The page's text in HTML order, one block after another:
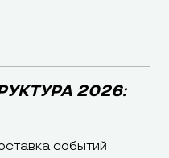
2026:
событий